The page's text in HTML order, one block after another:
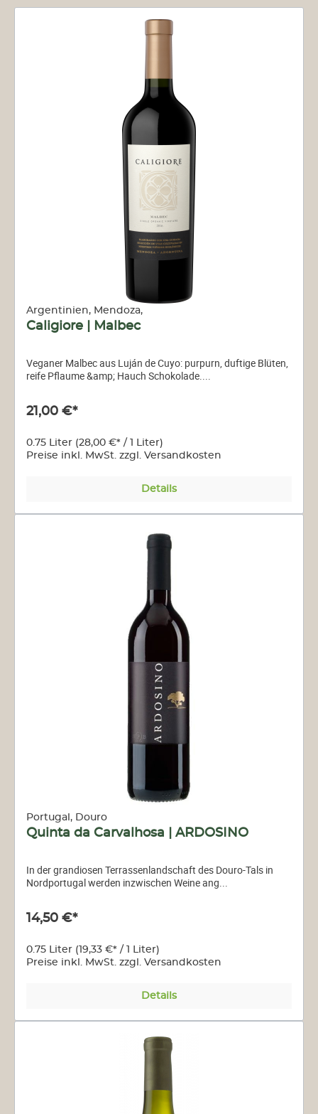
Argentinien, Mendoza,
Caligiore | Malbec
Veganer Malbec aus Luján de Cuyo: purpurn, duftige Blüten,
reife Pflaume &amp; Hauch Schokolade....
21,00 €*
0.75 Liter (28,00 €* / 1 Liter)
Preise inkl. MwSt. zzgl. Versandkosten
Details
Portugal, Douro
Quinta da Carvalhosa | ARDOSINO
In der grandiosen Terrassenlandschaft des Douro-Tals in
Nordportugal werden inzwischen Weine ang...
14,50 €*
0.75 Liter (19,33 €* / 1 Liter)
Preise inkl. MwSt. zzgl. Versandkosten
Details